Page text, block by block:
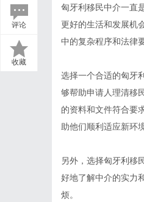
评论
收藏
匈牙利移民中介一直
更好的生活和发展机
中的复杂程序和法律
选择一个合适的匈牙
够帮助申请人理清移
的资料和文件符合要
助他们顺利适应新环境
另外，选择匈牙利移
好地了解中介的实力
烦。